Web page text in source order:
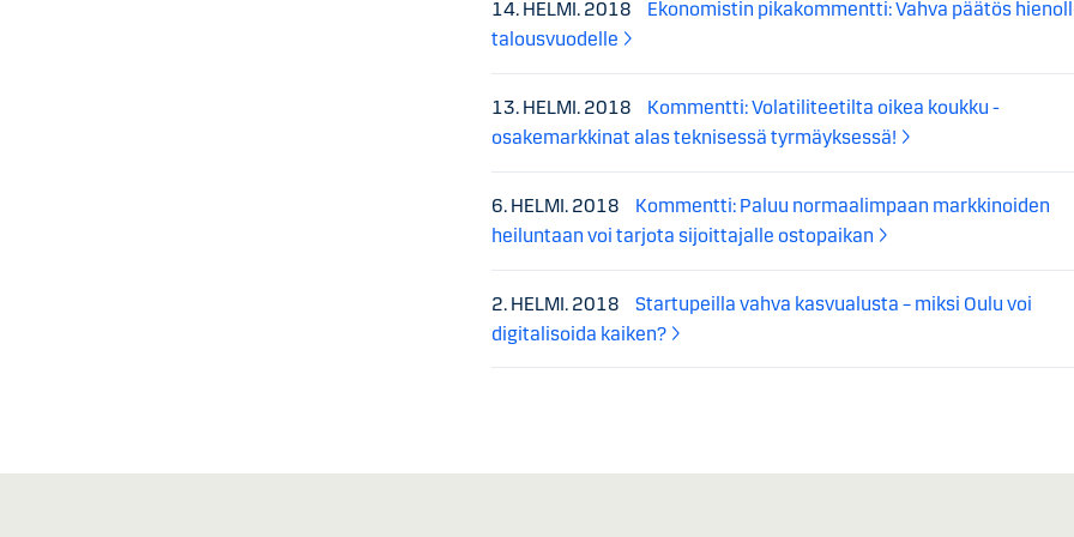
14. HELMI. 2018
Ekonomistin pikakommentti: Vahva päätös
talousvuodelle
13. HELMI. 2018
Kommentti: Volatiliteetilta oikea koukku -
osakemarkkinat alas teknisessä tyrmäyksessä!
6. HELMI. 2018
Kommentti: Paluu normaalimpaan markkinoiden
heiluntaan voi tarjota sijoittajalle ostopaikan
2. HELMI. 2018
Startupeilla vahva kasvualusta – miksi Oulu voi
digitalisoida kaiken?